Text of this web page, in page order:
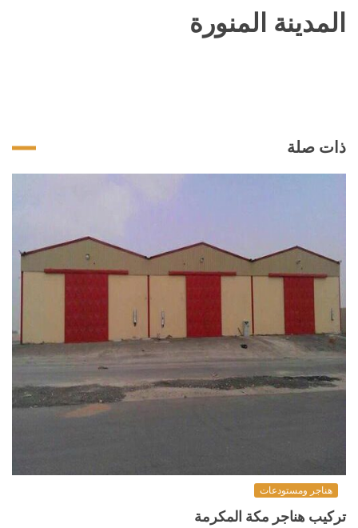
المدينة المنورة
ذات صلة
هناجر ومستودعات
تركيب هناجر مكة المكرمة